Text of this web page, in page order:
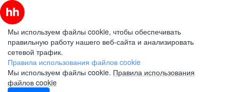
Мы используем файлы cookie, чтобы обеспечивать
правильную работу нашего веб-сайта и анализировать
сетевой трафик.
Правила использования файлов cookie
Мы используем файлы cookie. Правила использования
файлов cookie